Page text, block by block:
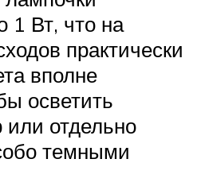
1 Вт, что на
практически
вполне
осветить
отдельно
темными